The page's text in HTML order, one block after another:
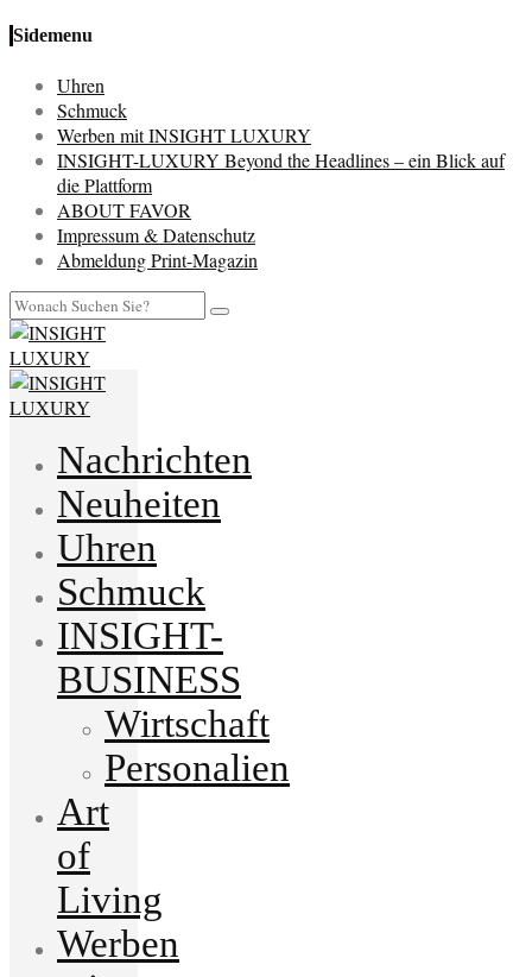
Sidemenu
Uhren
Schmuck
Werben mit INSIGHT LUXURY
INSIGHT-LUXURY Beyond the Headlines – ein Blick auf
die Plattform
ABOUT FAVOR
Impressum & Datenschutz
Abmeldung Print-Magazin
Nachrichten
Neuheiten
Uhren
Schmuck
INSIGHT-
BUSINESS
Wirtschaft
Personalien
Art
of
Living
Werben